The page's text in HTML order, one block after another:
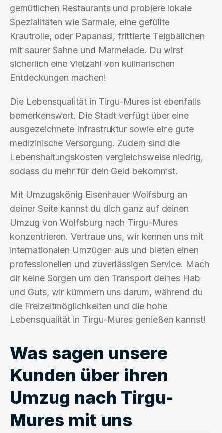
gemütlichen Restaurants und probiere lokale
Spezialitäten wie Sarmale, eine gefüllte
Krautrolle, oder Papanasi, frittierte Teigbällchen
mit saurer Sahne und Marmelade. Du wirst
sicherlich eine Vielzahl von kulinarischen
Entdeckungen machen!
Die Lebensqualität in Tirgu-Mures ist ebenfalls
bemerkenswert. Die Stadt verfügt über eine
ausgezeichnete Infrastruktur sowie eine gute
medizinische Versorgung. Zudem sind die
Lebenshaltungskosten vergleichsweise niedrig,
sodass du mehr für dein Geld bekommst.
Mit Umzugskönig Eisenhauer Wolfsburg an
deiner Seite kannst du dich ganz auf deinen
Umzug von Wolfsburg nach Tirgu-Mures
konzentrieren. Vertraue uns, wir kennen uns mit
internationalen Umzügen aus und bieten einen
professionellen und zuverlässigen Service. Mach
dir keine Sorgen um den Transport deines Hab
und Guts, wir kümmern uns darum, während du
die Freizeitmöglichkeiten und die hohe
Lebensqualität in Tirgu-Mures genießen kannst!
Was sagen unsere
Kunden über ihren
Umzug nach Tirgu-
Mures mit uns